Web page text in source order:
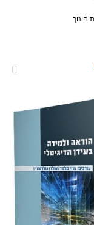
חינוך